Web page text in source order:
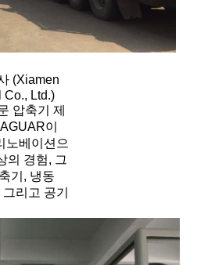
(Xiamen
Co., Ltd.)
압축기 제
이
노베이션으
의 경험, 그
기, 냉동
리고 공기